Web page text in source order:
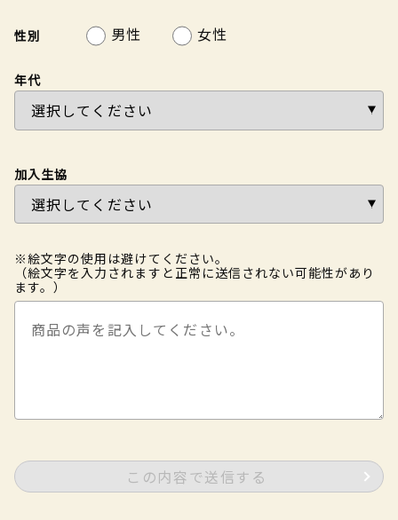
性別 男性 女性
年代
加入生協
※絵文字の使用は避けてください。
（絵文字を入力されますと正常に送信されない可能性があり
ます。）
この内容で送信する